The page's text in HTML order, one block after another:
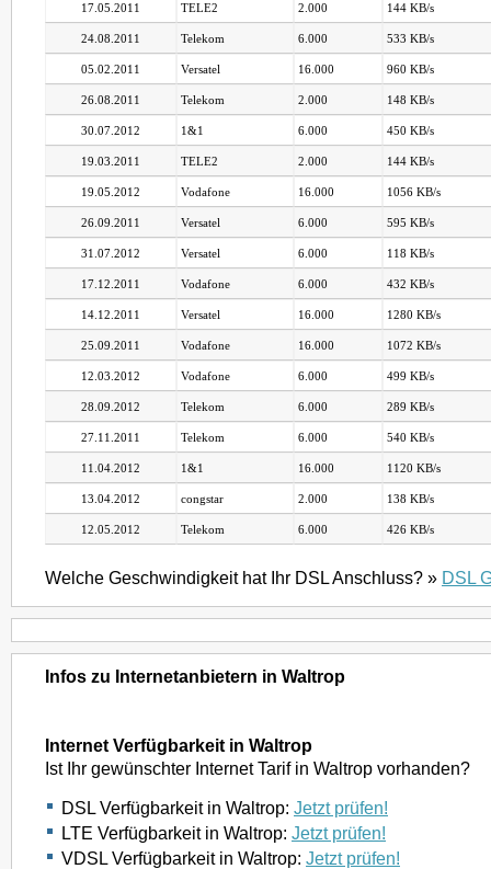
17.05.2011 TELE2 2.000 144 KB/s
24.08.2011 Telekom 6.000 533 KB/s
05.02.2011 Versatel 16.000 960 KB/s
26.08.2011 Telekom 2.000 148 KB/s
30.07.2012 1&1 6.000 450 KB/s
19.03.2011 TELE2 2.000 144 KB/s
19.05.2012 Vodafone 16.000 1056 KB/s
26.09.2011 Versatel 6.000 595 KB/s
31.07.2012 Versatel 6.000 118 KB/s
17.12.2011 Vodafone 6.000 432 KB/s
14.12.2011 Versatel 16.000 1280 KB/s
25.09.2011 Vodafone 16.000 1072 KB/s
12.03.2012 Vodafone 6.000 499 KB/s
28.09.2012 Telekom 6.000 289 KB/s
27.11.2011 Telekom 6.000 540 KB/s
11.04.2012 1&1 16.000 1120 KB/s
13.04.2012 congstar 2.000 138 KB/s
12.05.2012 Telekom 6.000 426 KB/s
Welche Geschwindigkeit hat Ihr DSL Anschluss? » DSL
Infos zu Internetanbietern in Waltrop
Internet Verfügbarkeit in Waltrop
Ist Ihr gewünschter Internet Tarif in Waltrop vorhanden?
DSL Verfügbarkeit in Waltrop: Jetzt prüfen!
LTE Verfügbarkeit in Waltrop: Jetzt prüfen!
VDSL Verfügbarkeit in Waltrop: Jetzt prüfen!